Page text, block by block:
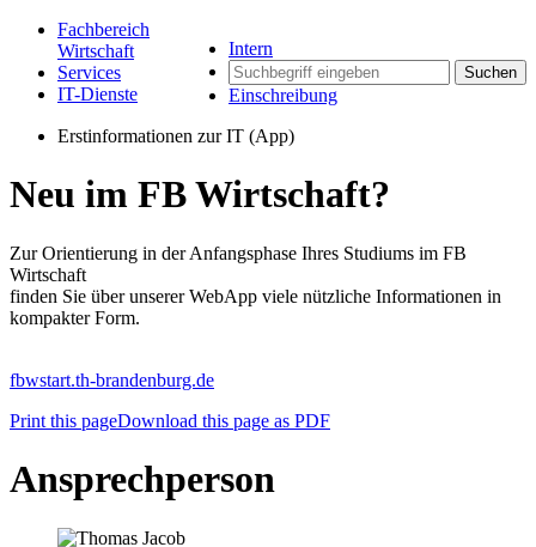
Intern
Suchen
Einschreibung
Fachbereich
Wirtschaft
Services
IT-Dienste
Erstinformationen zur IT (App)
Neu im FB Wirtschaft?
Zur Orientierung in der Anfangsphase Ihres Studiums im FB
Wirtschaft
finden Sie über unserer WebApp viele nützliche Informationen in
kompakter Form.
fbwstart.th-brandenburg.de
Print this pageDownload this page as PDF
Ansprechperson